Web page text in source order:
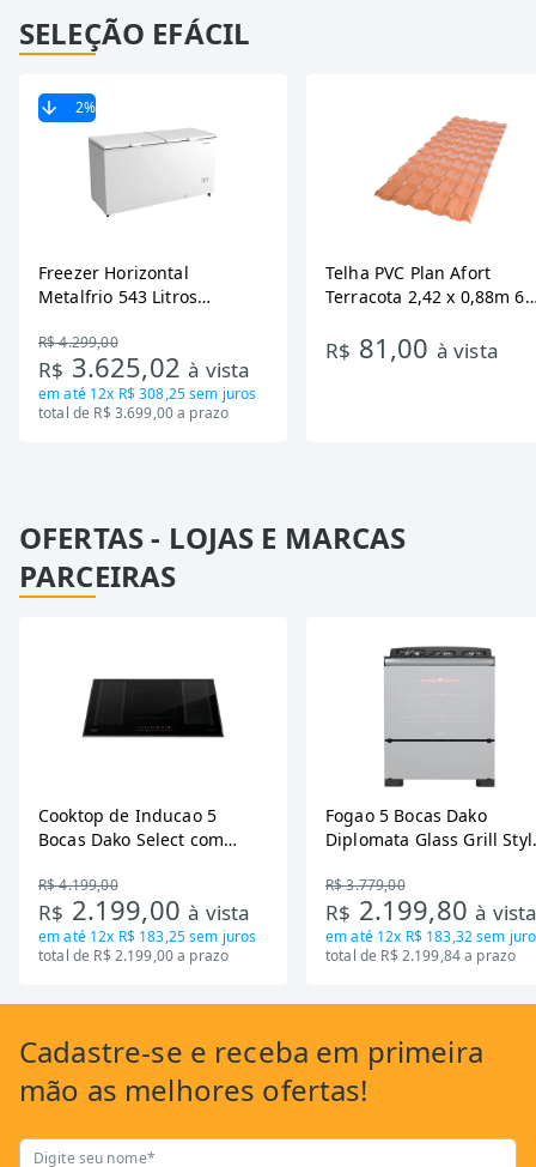
SELEÇÃO EFÁCIL
2%
Freezer Horizontal
Metalfrio 543 Litros
Tecnologia Inverter, Branco,
Bivolt
R$ 4.299,00
R$ 3.625,02à vista
em até 12x R$ 308,25sem juros
total de R$ 3.699,00 a prazo
Telha PVC Plan Afort
Terracota 2,42 x 0,88m 6
R$ 81,00 à vista
OFERTAS - LOJAS E MARCAS
PARCEIRAS
Cooktop de Inducao 5
Bocas Dako Select com
R$ 4.199,00
R$ 2.199,00à vista
em até 12x R$ 183,25sem juros
total de R$ 2.199,00 a prazo
Fogao 5 Bocas Dako
Diplomata Glass Grill
R$ 3.779,00
R$ 2.199,80à
em até 12x R$ 183,32sem
total de R$ 2.199,84 a prazo
Cadastre-se e receba em primeira
mão as melhores ofertas!
Digite seu nome*